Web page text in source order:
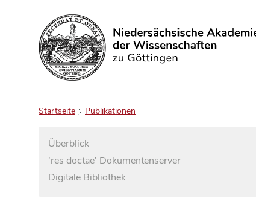
Suchen
Startseite Publikationen
Überblick
'res doctae' Dokumentenserver
Digitale Bibliothek